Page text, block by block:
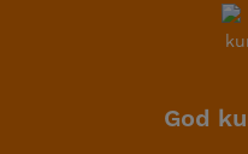
God